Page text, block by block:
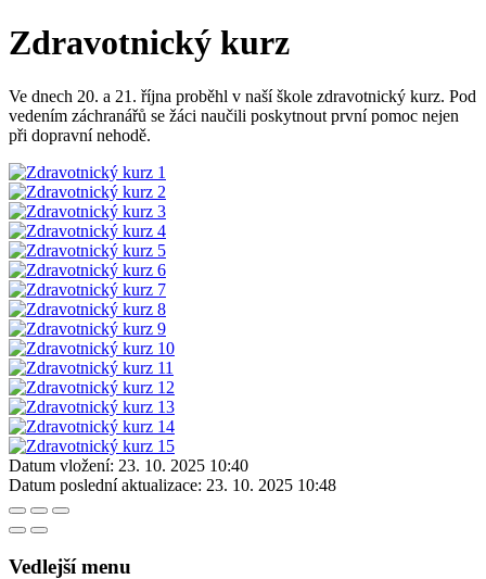
Zdravotnický kurz
Ve dnech 20. a 21. října proběhl v naší škole zdravotnický kurz. Pod
vedením záchranářů se žáci naučili poskytnout první pomoc nejen
při dopravní nehodě.
Datum vložení: 23. 10. 2025 10:40
Datum poslední aktualizace: 23. 10. 2025 10:48
Vedlejší menu